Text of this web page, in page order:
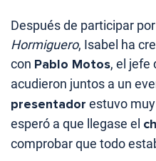
Después de participar
Hormiguero, Isabel ha
con Pablo Motos, el jefe
acudieron juntos a un
presentador estuvo
esperó a que llegase el
comprobar que todo